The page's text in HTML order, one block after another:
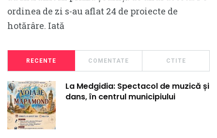
ordinea de zi s-au aflat 24 de proiecte de
hotărâre. Iată
RECENTE COMENTATE CTITE
La Medgidia: Spectacol de muzică și
dans, în centrul municipiului